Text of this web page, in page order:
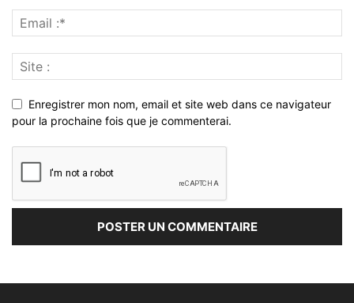
Enregistrer mon nom, email et site web dans ce navigateur
pour la prochaine fois que je commenterai.